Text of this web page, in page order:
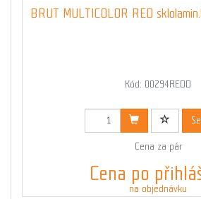
BRUT MULTICOLOR RED
Kód: 00294REDD
Cena za pár
Cena po
na objednávku